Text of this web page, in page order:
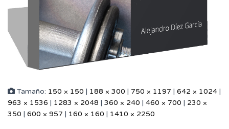
Tamaño: 150 × 150 | 188 × 300 | 750 × 1197 | 642 × 1024 |
963 × 1536 | 1283 × 2048 | 360 × 240 | 460 × 700 | 230 ×
350 | 600 × 957 | 160 × 160 | 1410 × 2250